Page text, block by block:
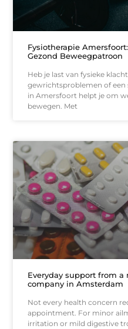
Fysiotherapie
Gezond Beweegpatroon
Heb je last van fysieke
gewrichtsproblemen of een
in Amersfoort helpt je om
bewegen. Met
Everyday support from
company in Amsterdam
Not every health concern
appointment. For minor
irritation or mild digestive